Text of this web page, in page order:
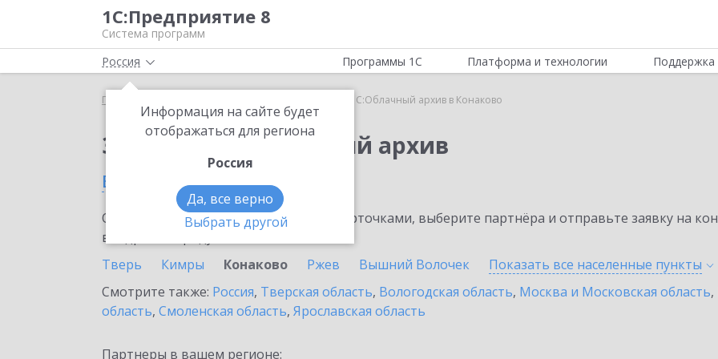
1С:Предприятие 8
Система программ
Россия
Информация на сайте будет
отображаться для региона
Россия
Да, все верно
Выбрать другой
Программы 1С Платформа и технологии Поддержка
Главная 1С:Облачный архив в Конаково
Заказать 1С:Облачный архив
в Конаково
Ознакомьтесь с информационными карточками, выберите партнёра и отправьте заявку на
внедрение продукта.
Тверь
Кимры Конаково Ржев Вышний Волочек Показать все населенные пункты
Смотрите также: Россия, Тверская область, Вологодская область, Москва и Московская область,
область, Смоленская область, Ярославская область
Партнеры в вашем регионе: